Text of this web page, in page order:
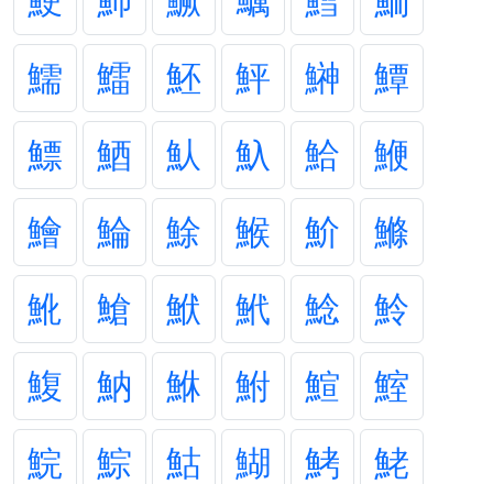
鱬
鱩 魾 鮃 鰰
鱏
鰾
鯂 魜 魞 鮯
鯾
鱠
鯩 鮽 鯸 魪
鰷
魤
䱽 鮲 鮘 鯰
魿
鰒
魶 鮴 鮒 鰚
鰘
鯇
鯮 鮕 鰗 鮳
鮱